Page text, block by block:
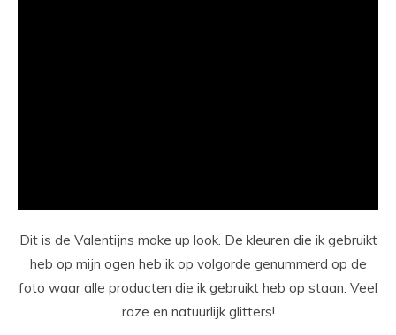
Dit is de Valentijns make up look. De kleuren die ik gebruikt
heb op mijn ogen heb ik op volgorde genummerd op de
foto waar alle producten die ik gebruikt heb op staan. Veel
roze en natuurlijk glitters!